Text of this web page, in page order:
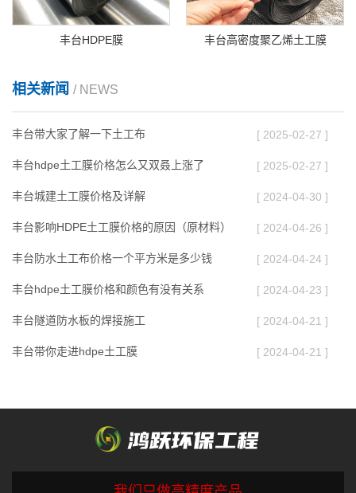
丰台HDPE膜 丰台高密度聚乙烯土工膜
相关新闻 / NEWS
丰台带大家了解一下土工布 [ 2025-02-27 ]
丰台hdpe土工膜价格怎么又双叒上涨了 [ 2025-02-27 ]
丰台城建土工膜价格及详解 [ 2024-04-30 ]
丰台影响HDPE土工膜价格的原因（原材料） [ 2024-04-26 ]
丰台防水土工布价格一个平方米是多少钱 [ 2024-04-24 ]
丰台hdpe土工膜价格和颜色有没有关系 [ 2024-04-23 ]
丰台隧道防水板的焊接施工 [ 2024-04-21 ]
丰台带你走进hdpe土工膜 [ 2024-04-21 ]